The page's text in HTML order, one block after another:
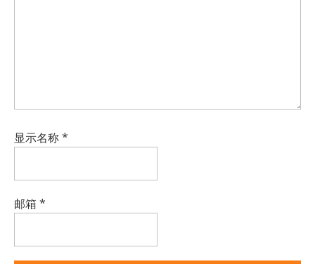
显示名称*
邮箱 *